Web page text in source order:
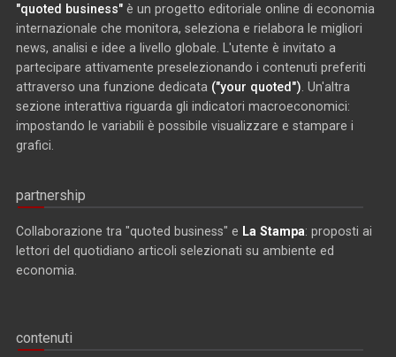
"quoted business" è un progetto editoriale online di economia
internazionale che monitora, seleziona e rielabora le migliori
news, analisi e idee a livello globale. L'utente è invitato a
partecipare attivamente preselezionando i contenuti preferiti
attraverso una funzione dedicata ("your quoted") . Un'altra
sezione interattiva riguarda gli indicatori macroeconomici:
impostando le variabili è possibile visualizzare e stampare i
grafici.
partnership
Collaborazione tra "quoted business" e La Stampa: proposti ai
lettori del quotidiano articoli selezionati su ambiente ed
economia.
contenuti